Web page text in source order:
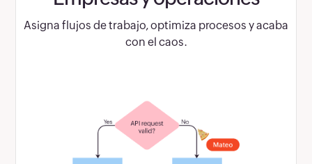
Asigna flujos de trabajo, optimiza procesos y acaba
con el caos.